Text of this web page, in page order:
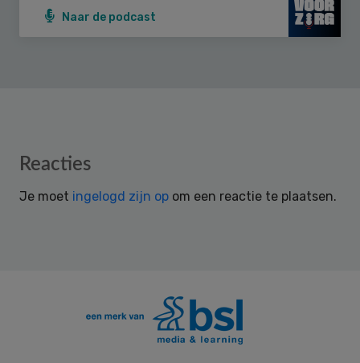
Naar de podcast
Reader
Reacties
Je moet ingelogd zijn op om een reactie te plaatsen.